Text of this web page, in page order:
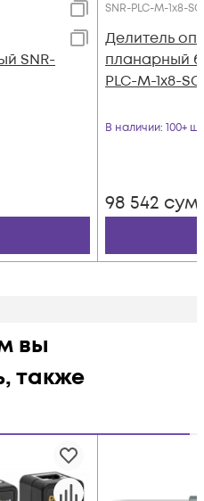
SNR-
SNR-PLC-M-1x8-
Делитель
планарный
PLC-M-1x8-
В наличии: 100+ шт
98 542 сум
вы
также